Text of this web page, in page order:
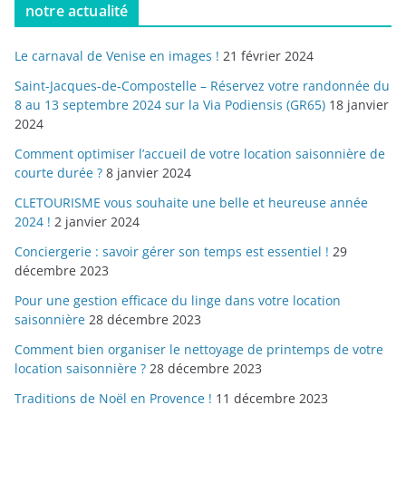
notre actualité
Le carnaval de Venise en images ! 21 février 2024
Saint-Jacques-de-Compostelle – Réservez votre randonnée du
8 au 13 septembre 2024 sur la Via Podiensis (GR65) 18 janvier
2024
Comment optimiser l’accueil de votre location saisonnière de
courte durée ? 8 janvier 2024
CLETOURISME vous souhaite une belle et heureuse année
2024 ! 2 janvier 2024
Conciergerie : savoir gérer son temps est essentiel ! 29
décembre 2023
Pour une gestion efficace du linge dans votre location
saisonnière 28 décembre 2023
Comment bien organiser le nettoyage de printemps de votre
location saisonnière ? 28 décembre 2023
Traditions de Noël en Provence ! 11 décembre 2023